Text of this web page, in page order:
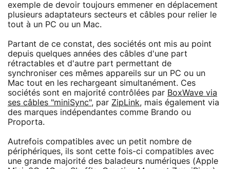
exemple de devoir toujours emmener en déplacement
plusieurs adaptateurs secteurs et câbles pour relier le
tout à un PC ou un Mac.
Partant de ce constat, des sociétés ont mis au point
depuis quelques années des câbles d'une part
rétractables et d'autre part permettant de
synchroniser ces mêmes appareils sur un PC ou un
Mac tout en les rechargeant simultanément. Ces
sociétés sont en majorité contrôlées par BoxWave via
ses câbles "miniSync", par ZipLink, mais également via
des marques indépendantes comme Brando ou
Proporta.
Autrefois compatibles avec un petit nombre de
périphériques, ils sont cette fois-ci compatibles avec
une grande majorité des baladeurs numériques (Apple